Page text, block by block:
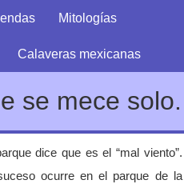
Mitologías
Calaveras mexicanas
se mece solo.
dice que es el “mal viento”.
ocurre en el parque de la